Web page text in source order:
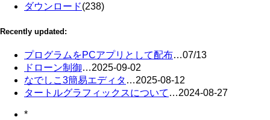
ダウンロード(238)
Recently updated:
プログラムをPCアプリとして配布…07/13
ドローン制御…2025-09-02
なでしこ3簡易エディタ …2025-08-12
タートルグラフィックスについて …2024-08-27
*